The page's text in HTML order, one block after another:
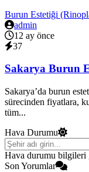
Burun Estetiği
admin
12 ay önce
37
Sakarya Burun
Sakarya’da burun
sürecinden fiyatlara,
tüm...
Hava Durumu
Hava durumu bilgileri
Son Yorumlar